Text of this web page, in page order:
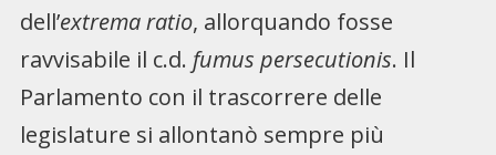
dell’extrema ratio, allorquando fosse
ravvisabile il c.d. fumus persecutionis. Il
Parlamento con il trascorrere delle
legislature si allontanò sempre più